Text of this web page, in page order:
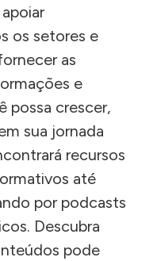
os setores e
as
e
possa crescer,
sua jornada
recursos
até
por podcasts
Descubra
pode